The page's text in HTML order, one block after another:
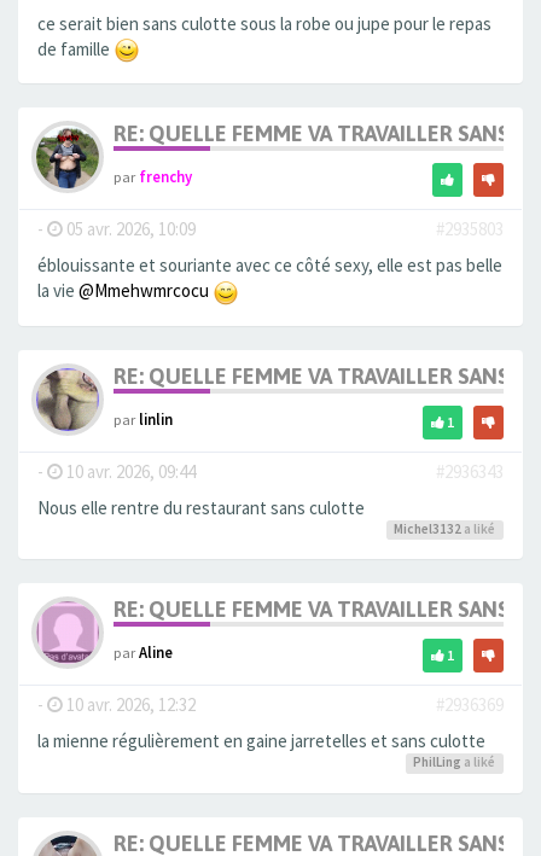
ce serait bien sans culotte sous la robe ou jupe pour le repas
de famille
RE: QUELLE FEMME VA TRAVAILLER SANS
parfrenchy
- 05 avr. 2026, 10:09
#2935803
éblouissante et souriante avec ce côté sexy, elle est pas belle
la vie @Mmehwmrcocu
RE: QUELLE FEMME VA TRAVAILLER SANS
parlinlin 1
- 10 avr. 2026, 09:44
#2936343
Nous elle rentre du restaurant sans culotte
Michel3132 a liké
RE: QUELLE FEMME VA TRAVAILLER SANS
parAline 1
- 10 avr. 2026, 12:32
#2936369
la mienne régulièrement en gaine jarretelles et sans culotte
PhilLing a liké
RE: QUELLE FEMME VA TRAVAILLER SANS